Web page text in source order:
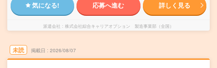
気になる! 応募へ進む 詳しく見る
派遣会社 株式会社綜合キャリアオプション 製造事業部（全国）
未読 掲載日 2026/08/07